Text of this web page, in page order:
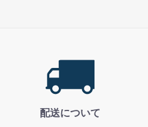
配送について